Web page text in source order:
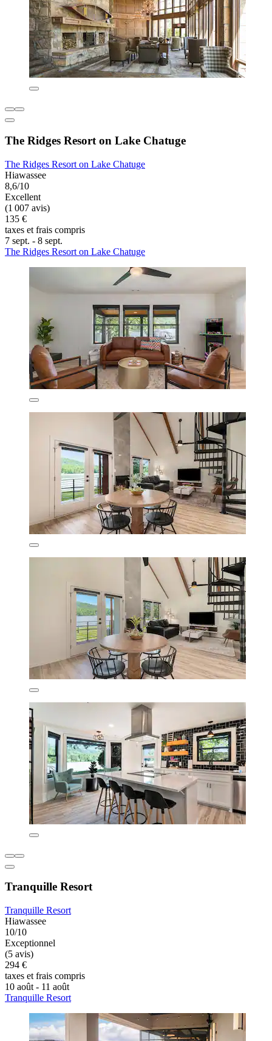
The Ridges Resort on Lake Chatuge
The Ridges Resort on Lake Chatuge
Hiawassee
8,6/10
Excellent
(1 007 avis)
135 €
taxes et frais compris
7 sept. - 8 sept.
The Ridges Resort on Lake Chatuge
Tranquille Resort
Tranquille Resort
Hiawassee
10/10
Exceptionnel
(5 avis)
294 €
taxes et frais compris
10 août - 11 août
Tranquille Resort